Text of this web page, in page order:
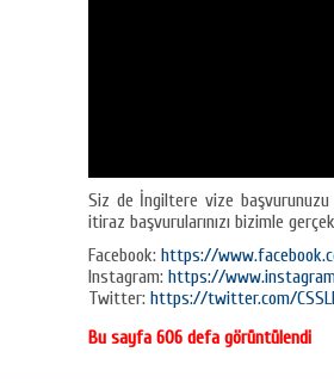
Siz de İngiltere vize
itiraz başvurularınızı bizimle
Facebook: https://
Instagram: https://
Twitter: https://twitter.com/
Bu sayfa 606 defa görüntülendi